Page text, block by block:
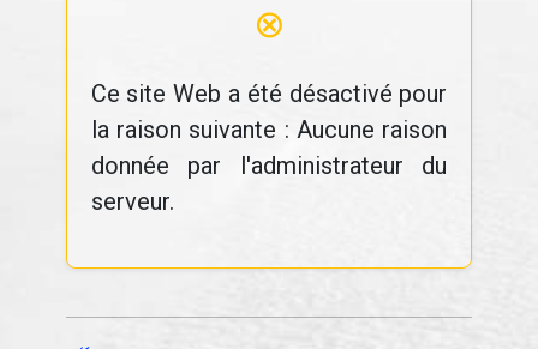
⊗
Ce site Web a été désactivé pour
la raison suivante : Aucune raison
donnée par l'administrateur du
serveur.